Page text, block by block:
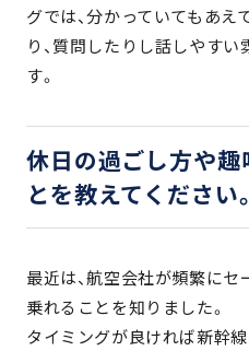
グでは、分かっていてもあ
り、質問したりし話しやす
す。
休日の過ごし方や趣
とを教えてください。
最近は、航空会社が頻繁に
乗れることを知りました。
タイミングが良ければ新幹